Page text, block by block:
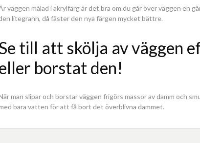
väggen målad i akrylfärg är det bra om du går över väggen en
litegrann, då fäster den nya färgen mycket bättre.
till att skölja av väggen
borstat den!
man slipar och borstar väggen frigörs massor av damm och
bara vatten för att få bort det överblivna dammet.